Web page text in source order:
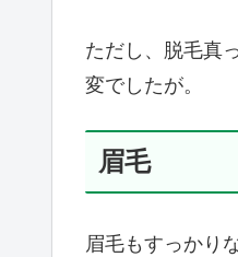
ただし、脱毛真
変でしたが。
眉毛
眉毛もすっかり